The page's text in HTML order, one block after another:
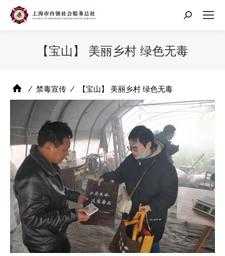
搜
【宝山】 美丽乡村 绿色无毒
⁄ 禁毒宣传 ⁄ 【宝山】 美丽乡村 绿色无毒